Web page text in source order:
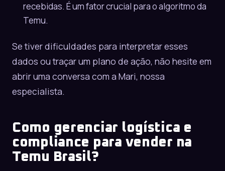
recebidas. É um fator crucial para o algoritmo da
Temu.
Se tiver dificuldades para interpretar esses
dados ou traçar um plano de ação, não hesite em
abrir uma conversa com a Mari, nossa
especialista.
Como gerenciar logística e
compliance para vender na
Temu Brasil?